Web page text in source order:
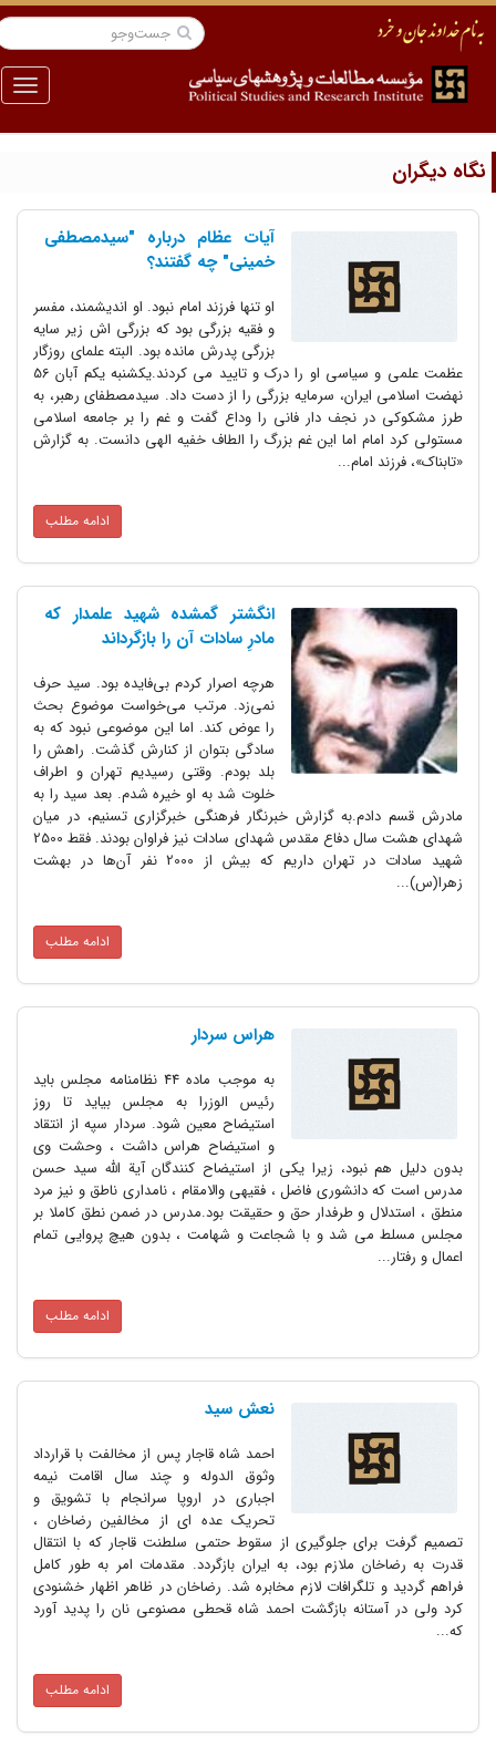
منو
دیگران
آیات عظام درباره "سیدمصطفی
خمینی" چه گفتند؟
او تنها فرزند امام نبود. او اندیشمند، مفسر
و فقیه بزرگی بود که بزرگی اش زیر سایه
بزرگی پدرش مانده بود. البته علمای روزگار
عظمت علمی و سیاسی او را درک و تایید می کردند.یکشنبه یکم آبان 56
نهضت اسلامی ایران، سرمایه بزرگی را از دست داد. سیدمصطفای رهبر، به
طرز مشکوکی در نجف دار فانی را وداع گفت و غم را بر جامعه اسلامی
مستولی کرد امام اما این غم بزرگ را الطاف خفیه الهی دانست. به گزارش
«تابناک»، فرزند امام...
ادامه مطلب
انگشتر گمشده شهید علمدار که
مادرِ سادات آن را بازگرداند
هرچه اصرار کردم بی‌فایده بود. سید حرف
نمی‌زد. مرتب می‌خواست موضوع بحث
را عوض کند. اما این موضوعی نبود که به
سادگی بتوان از کنارش گذشت. راهش را
بلد بودم. وقتی رسیدیم تهران و اطراف
خلوت شد به او خیره شدم. بعد سید را به
مادرش قسم دادم.به گزارش خبرنگار فرهنگی خبرگزاری تسنیم، در میان
شهدای هشت سال دفاع مقدس شهدای سادات نیز فراوان بودند. فقط 2500
شهید سادات در تهران داریم که بیش از 2000 نفر آن‌ها در بهشت
زهرا(س)...
ادامه مطلب
هراس سردار
به موجب ماده 44 نظامنامه مجلس باید
رئیس الوزرا به مجلس بیاید تا روز
استیضاح معین شود. سردار سپه از انتقاد
و استیضاح هراس داشت ، وحشت وى
بدون دلیل هم نبود، زیرا یکى از استیضاح کنندگان آیة الله سید حسن
مدرس است که دانشورى فاضل ، فقیهى والامقام ، نامدارى ناطق و نیز مرد
منطق ، استدلال و طرفدار حق و حقیقت بود.مدرس در ضمن نطق کاملا بر
مجلس مسلط مى شد و با شجاعت و شهامت ، بدون هیچ پروایى تمام
اعمال و رفتار...
ادامه مطلب
نعش سید
احمد شاه قاجار پس از مخالفت با قرارداد
وثوق الدوله و چند سال اقامت نیمه
اجبارى در اروپا سرانجام با تشویق و
تحریک عده اى از مخالفین رضاخان ،
تصمیم گرفت براى جلوگیرى از سقوط حتمى سلطنت قاجار که با انتقال
قدرت به رضاخان ملازم بود، به ایران بازگردد. مقدمات امر به طور کامل
فراهم گردید و تلگرافات لازم مخابره شد. رضاخان در ظاهر اظهار خشنودى
کرد ولى در آستانه بازگشت احمد شاه قحطى مصنوعى نان را پدید آورد
که...
ادامه مطلب